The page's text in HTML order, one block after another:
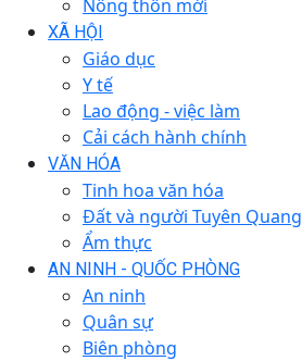
Nông thôn mới
XÃ HỘI
Giáo dục
Y tế
Lao động - việc làm
Cải cách hành chính
VĂN HÓA
Tinh hoa văn hóa
Đất và người Tuyên Quang
Ẩm thực
AN NINH - QUỐC PHÒNG
An ninh
Quân sự
Biên phòng